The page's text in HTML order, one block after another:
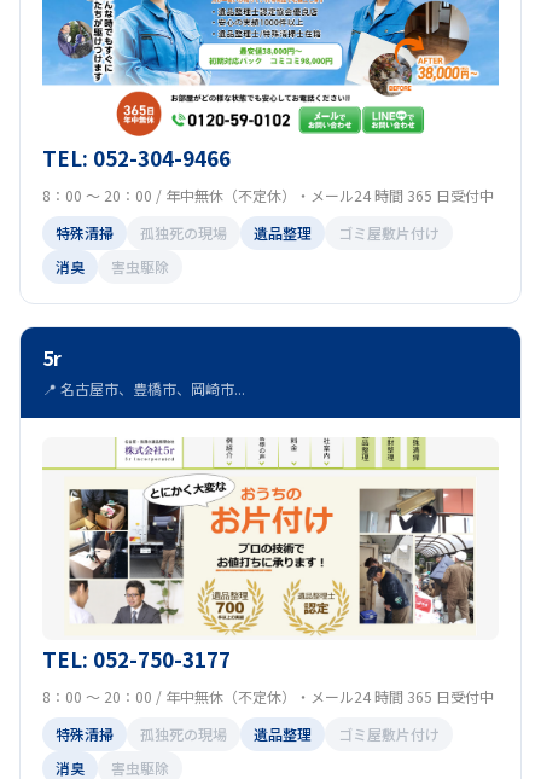
TEL: 052-304-9466
8：00 ～ 20：00 / 年中無休（不定休）・メール24 時間 365 日受付中
特殊清掃
孤独死の現場 遺品整理
ゴミ屋敷片付け
消臭
害虫駆除
5r
📍 名古屋市、豊橋市、岡崎市...
TEL: 052-750-3177
8：00 ～ 20：00 / 年中無休（不定休）・メール24 時間 365 日受付中
特殊清掃
孤独死の現場 遺品整理
ゴミ屋敷片付け
消臭
害虫駆除